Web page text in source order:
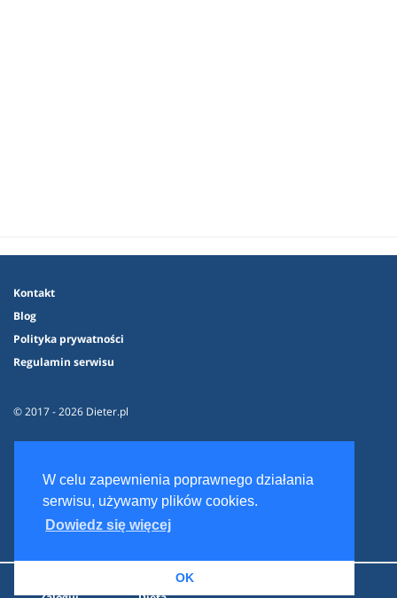
W celu zapewnienia poprawnego działania
serwisu, używamy plików cookies.
Dowiedz się więcej
OK
Kontakt
Blog
Polityka prywatności
Regulamin serwisu
© 2017 - 2026 Dieter.pl